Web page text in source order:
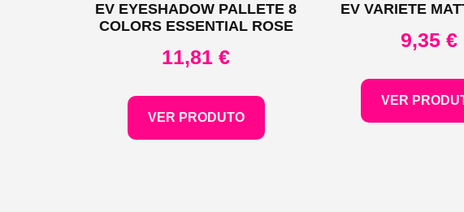
EV EYESHADOW PALLETE 8
COLORS ESSENTIAL ROSE
11,81€
VER PRODUTO
EV VARIETE
9,35€
VER